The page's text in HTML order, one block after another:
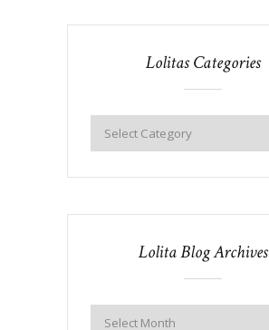
Lolitas Categories
Lolita Blog Archives